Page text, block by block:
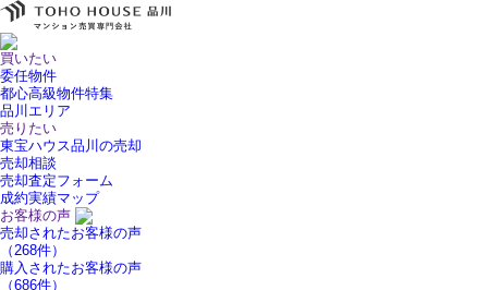
買いたい
委任物件
都心高級物件特集
品川エリア
売りたい
東宝ハウス品川の売却
売却相談
売却査定フォーム
成約実績マップ
お客様の声
売却されたお客様の声
（268件）
購入されたお客様の声
（686件）